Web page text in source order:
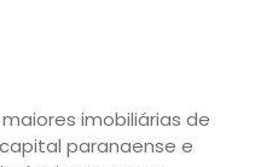
imobiliárias de
paranaense e